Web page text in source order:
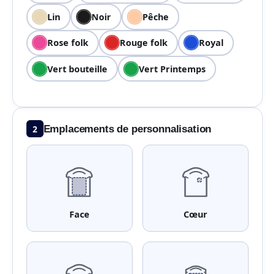
Lin Noir Pêche
Rose folk Rouge folk Royal
Vert bouteille Vert Printemps
2 Emplacements de personnalisation
Face Cœur